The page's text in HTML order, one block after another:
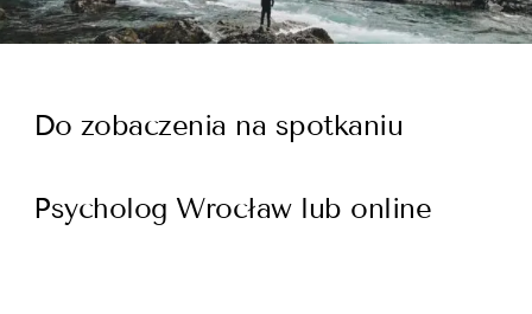
Do zobaczenia na spotkaniu
Psycholog Wrocław lub online